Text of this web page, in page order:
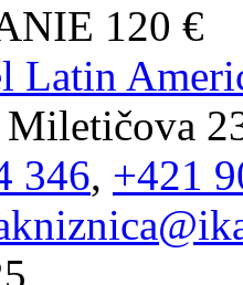
120 €
Latin
346, +421